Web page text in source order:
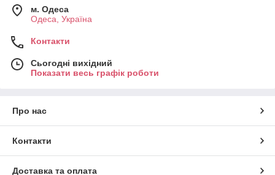
м. Одеса
Одеса, Україна
Контакти
Сьогодні вихідний
Показати весь графік роботи
Про нас
Контакти
Доставка та оплата